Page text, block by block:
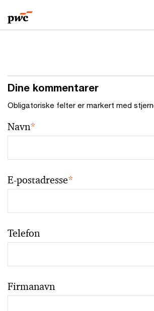
to
content
to
footer
Dine kommentarer
Obligatoriske felter er markert med
Navn*
E-postadresse*
Telefon
Firmanavn